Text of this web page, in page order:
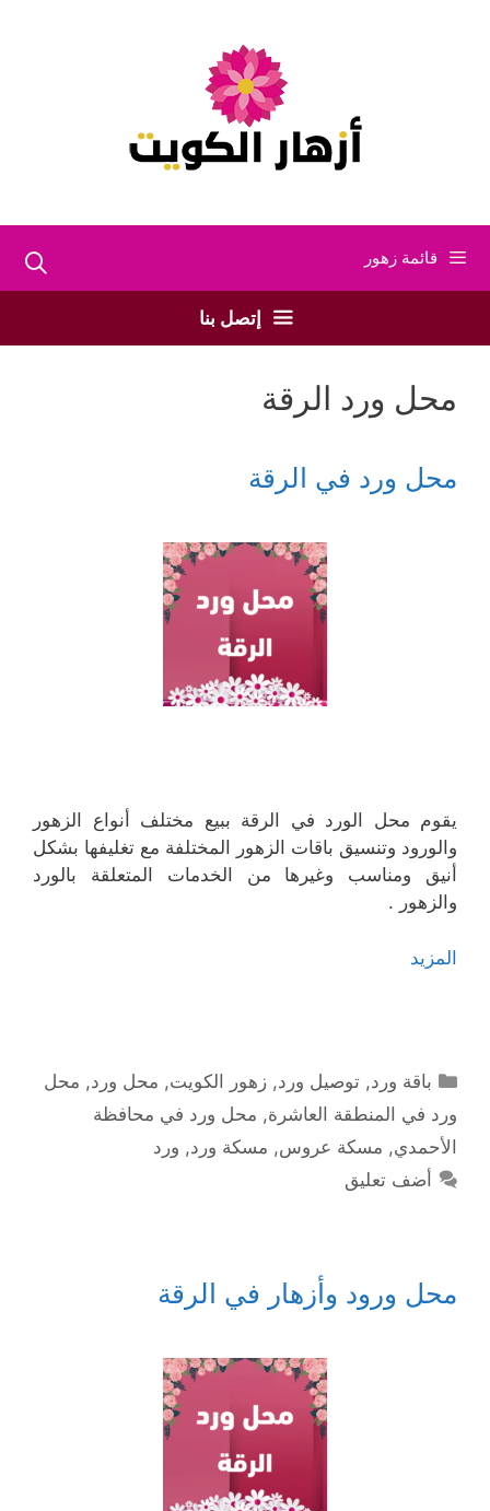
قائمة زهور
إتصل بنا
محل ورد الرقة
محل ورد في الرقة
يقوم محل الورد في الرقة ببيع مختلف أنواع الزهور
والورود وتنسيق باقات الزهور المختلفة مع تغليفها بشكل
أنيق ومناسب وغيرها من الخدمات المتعلقة بالورد
والزهور .
المزيد
التصنيفات
باقة ورد,توصيل ورد,زهور الكويت, محل ورد, محل
ورد في المنطقة العاشرة, محل ورد في محافظة
الأحمدي, مسكة عروس, مسكة ورد, ورد
أضف تعليق
محل ورود وأزهار في الرقة